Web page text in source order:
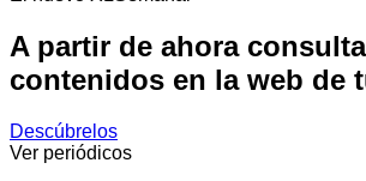
A partir de ahora
contenidos en la web de
Descúbrelos
Ver periódicos